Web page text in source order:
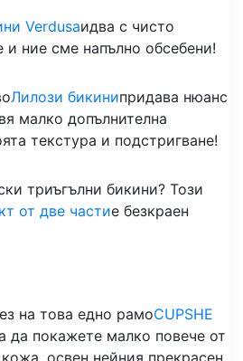
Verdusaидва с чисто
ние сме напълно обсебени!
Лилози бикинипридава нюанс
малко допълнителна
текстура и подстригване!
триъгълни бикини? Този
от две частие безкраен
на това едно рамоCUPSHE
да покажете малко повече от
освен нейния прекрасен